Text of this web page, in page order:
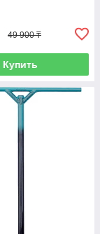
49 900 ₸
Купить